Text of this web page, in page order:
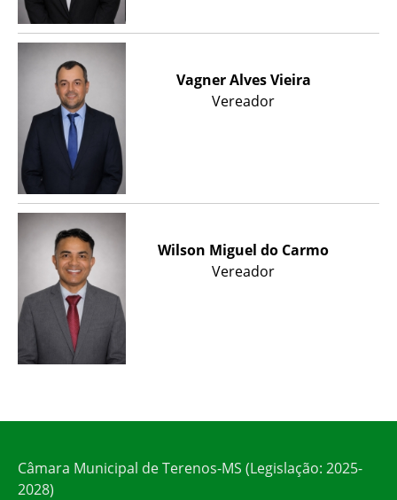
Vagner Alves Vieira
Vereador
Wilson Miguel do Carmo
Vereador
Câmara Municipal de Terenos-MS (Legislação: 2025-
2028)